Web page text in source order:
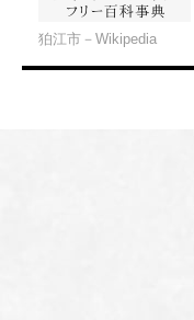
狛江市－Wikipedia